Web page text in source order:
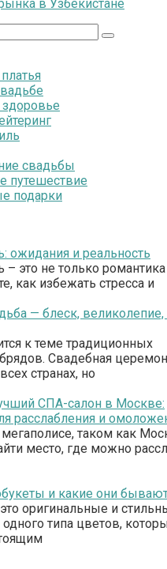
в Узбекистане
здоровье
свадьбы
путешествие
подарки
ожидания и реальность
– это не только романтика
как избежать стресса и
— блеск, великолепие,
к теме традиционных
Свадебная
странах, но
СПА-салон в Москве:
расслабления и
таком как
место, где можно
и какие они
оригинальные и
типа цветов,